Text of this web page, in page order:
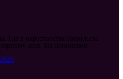
Где в окрестностях Норильска
дню. На Ленинском